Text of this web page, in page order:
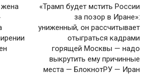
«Трамп будет мстить России
за позор в Иране»:
униженный, он рассчитывает
отыграться кадрами
горящей Москвы — надо
выкрутить ему причинные
места — БлокнотРУ — Иран